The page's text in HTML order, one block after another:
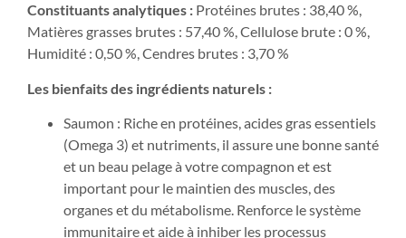
Constituants analytiques : Protéines brutes : 38,40 %,
Matières grasses brutes : 57,40 %, Cellulose brute : 0 %,
Humidité : 0,50 %, Cendres brutes : 3,70 %
Les bienfaits des ingrédients naturels :
Saumon : Riche en protéines, acides gras essentiels
(Omega 3) et nutriments, il assure une bonne santé
et un beau pelage à votre compagnon et est
important pour le maintien des muscles, des
organes et du métabolisme. Renforce le système
immunitaire et aide à inhiber les processus